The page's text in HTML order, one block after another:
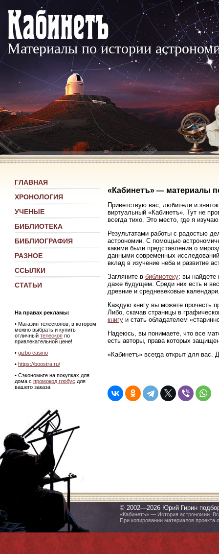
Материалы по истории
ГЛАВНАЯ
ХРОНОЛОГИЯ
УЧЕНЫЕ
БИБЛИОТЕКА
БИБЛИОГРАФИЯ
РАЗНОЕ
ССЫЛКИ
СТАТЬИ
На правах рекламы:
• Магазин телескопов, в котором
можно выбрать и купить
отличный телескоп по
привлекательной цене!
• gizbo casino
• https://boostra.ru/
• Сэкономьте на покупках для
дома с промокод глобус для
вашего заказа
«Кабинетъ» — материалы
Приветствую вас, любители и
виртуальный «Кабинетъ». Тут не
всегда тихо. Это место, где я
Результатами работы с радостью
астрономии. С помощью
какими были представления о
данными современных
вклад в изучение неба и развитие
Загляните в библиотеку: вы найдете
даже будущем. Среди них есть и
древние и средневековые
Каждую книгу вы можете прочесть
Либо, скачав страницы в
книгу и стать обладателем
Надеюсь, вы понимаете, что все
есть авторы, права которых
«Кабинетъ» всегда открыт для вас.
© 2002—2026 Юрий Гирин
«Кабинетъ» — История астрономии.
При копировании материалов проекта